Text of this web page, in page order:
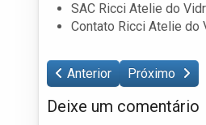
SAC Ricci Atelie do
Contato Ricci Atelie do
Anterior Próximo
Deixe um comentário